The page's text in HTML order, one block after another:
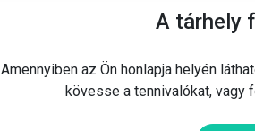
A tárhely
Amennyiben az Ön honlapja helyén
kövesse a tennivalókat, vagy